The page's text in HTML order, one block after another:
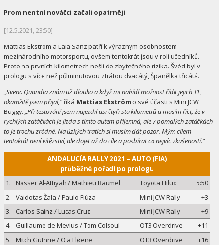
Prominentní nováčci začali opatrněji
[12.5.2021, 23:50]
Mattias Ekström a Laia Sanz patří k výrazným osobnostem
mezinárodního motorsportu, ovšem tentokrát jsou v roli učedníků.
Proto na prvních kilometrech nešli do zbytečného rizika. Švéd byl v
prologu s více než půlminutovou ztrátou dvacátý, Španělka třicátá.
„Svena Quandta znám už dlouho a když mi nabídl možnost řídit jejich T1,
okamžitě jsem přijal,“říká Mattias Ekström o své účasti s Mini JCW
Buggy. „Při testování jsem najezdil asi čtyři sta kilometrů a musím říct, že v
rychlých zatáčkách je jízda s tímto autem příjemná, ale v pomalých zatáčkách
to je trochu zrádné. Na úzkých tratích si musím dát pozor. Mým cílem
tentokrát není vítězství, ale dojet až do cíle a posbírat co nejvíc zkušeností.“
ANDALUCÍA RALLY 2021 – AUTO (FIA)
průběžné pořadí po prologu
1.
Nasser Al-Attiyah / Mathieu Baumel Toyota Hilux
5:50
2.
Vaidotas Žala / Paulo Fiúza Mini JCW Rally
+3
3.
Carlos Sainz / Lucas Cruz Mini JCW Rally
+9
4.
Guillaume de Mevius / Tom Colsoul OT3 Overdrive
+11
5.
Mitch Guthrie / Ola Fløene OT3 Overdrive +16